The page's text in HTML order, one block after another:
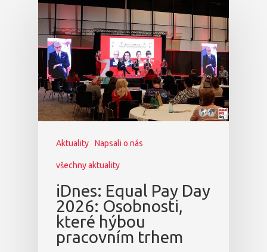
Aktuality Napsali o nás
všechny aktuality
iDnes: Equal Pay Day
2026: Osobnosti,
které hýbou
pracovním trhem